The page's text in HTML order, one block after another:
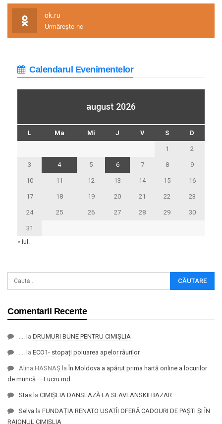
ok.ru
Urmărește-ne
Calendarul Evenimentelor
august 2026
L Ma Mi J V S D
1 2
3 4 5 6 7 8 9
10 11 12 13 14 15 16
17 18 19 20 21 22 23
24 25 26 27 28 29 30
31
« iul.
Comentarii Recente
la DRUMURI BUNE PENTRU CIMIȘLIA
la ECO1- stopați poluarea apelor râurilor
Alina HASNAȘ la În Moldova a apărut prima hartă online a locurilor
de muncă — Lucru.md
Stas la CIMIȘLIA DANSEAZĂ LA SLAVEANSKII BAZAR
Selva la FUNDAȚIA RENATO USATÎI OFERĂ CADOURI DE PAȘTI ȘI ÎN
RAIONUL CIMIȘLIA